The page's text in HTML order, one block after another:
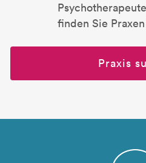
finden Sie
Praxis